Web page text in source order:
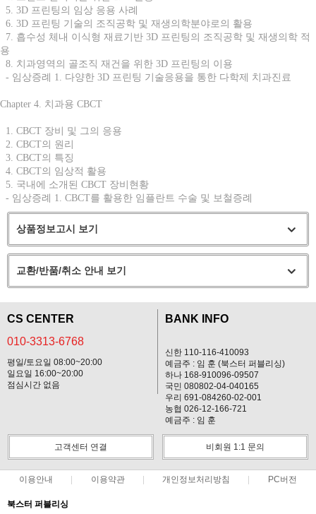
5. 3D 프린팅의 임상 응용 사례
6. 3D 프린팅 기술의 조직공학 및 재생의학분야로의 활용
7. 흡수성 체내 이식형 재료기반 3D 프린팅의 조직공학 및 재생의학 적
용
8. 치과영역의 골조직 재건을 위한 3D 프린팅의 이용
- 임상증례 1. 다양한 3D 프린팅 기술응용을 통한 다학제 치과진료
Chapter 4. 치과용 CBCT
1. CBCT 장비 및 그의 응용
2. CBCT의 원리
3. CBCT의 특징
4. CBCT의 임상적 활용
5. 국내에 소개된 CBCT 장비현황
- 임상증례 1. CBCT를 활용한 임플란트 수술 및 보철증례
상품정보고시 보기
교환/반품/취소 안내 보기
CS CENTER
010-3313-6768
평일/토요일 08:00~20:00
일요일 16:00~20:00
점심시간 없음
BANK INFO
신한 110-116-410093
예금주 : 임 훈 (북스터 퍼블리싱)
하나 168-910096-09507
국민 080802-04-040165
우리 691-084260-02-001
농협 026-12-166-721
예금주 : 임 훈
고객센터 연결 비회원 1:1 문의
이용안내 이용약관 개인정보처리방침 PC버전
북스터 퍼블리싱